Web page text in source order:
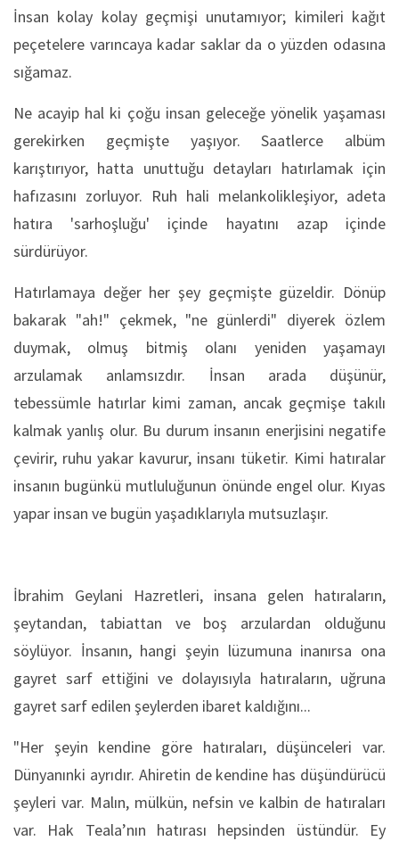
İnsan kolay kolay geçmişi unutamıyor; kimileri kağıt
peçetelere varıncaya kadar saklar da o yüzden odasına
sığamaz.
Ne acayip hal ki çoğu insan geleceğe yönelik yaşaması
gerekirken geçmişte yaşıyor. Saatlerce albüm
karıştırıyor, hatta unuttuğu detayları hatırlamak için
hafızasını zorluyor. Ruh hali melankolikleşiyor, adeta
hatıra 'sarhoşluğu' içinde hayatını azap içinde
sürdürüyor.
Hatırlamaya değer her şey geçmişte güzeldir. Dönüp
bakarak "ah!" çekmek, "ne günlerdi" diyerek özlem
duymak, olmuş bitmiş olanı yeniden yaşamayı
arzulamak anlamsızdır. İnsan arada düşünür,
tebessümle hatırlar kimi zaman, ancak geçmişe takılı
kalmak yanlış olur. Bu durum insanın enerjisini negatife
çevirir, ruhu yakar kavurur, insanı tüketir. Kimi hatıralar
insanın bugünkü mutluluğunun önünde engel olur. Kıyas
yapar insan ve bugün yaşadıklarıyla mutsuzlaşır.
İbrahim Geylani Hazretleri, insana gelen hatıraların,
şeytandan, tabiattan ve boş arzulardan olduğunu
söylüyor. İnsanın, hangi şeyin lüzumuna inanırsa ona
gayret sarf ettiğini ve dolayısıyla hatıraların, uğruna
gayret sarf edilen şeylerden ibaret kaldığını...
"Her şeyin kendine göre hatıraları, düşünceleri var.
Dünyanınki ayrıdır. Ahiretin de kendine has düşündürücü
şeyleri var. Malın, mülkün, nefsin ve kalbin de hatıraları
var. Hak Teala’nın hatırası hepsinden üstündür. Ey